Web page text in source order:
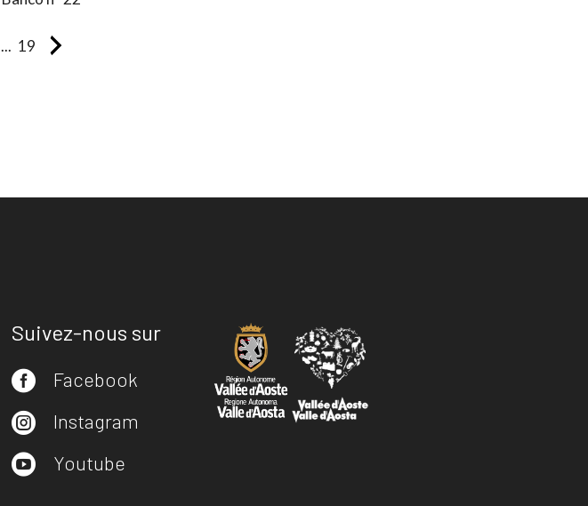
... 19
Suivez-nous sur
 Facebook
 Instagram
 Youtube